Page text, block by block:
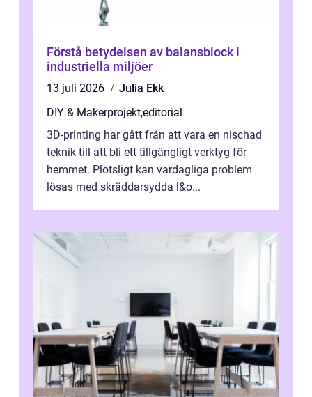
Förstå betydelsen av balansblock i
industriella miljöer
13 juli 2026
Julia Ekk
DIY & Makerprojekt,editorial
3D-printing har gått från att vara en nischad
teknik till att bli ett tillgängligt verktyg för
hemmet. Plötsligt kan vardagliga problem
lösas med skräddarsydda l&o...